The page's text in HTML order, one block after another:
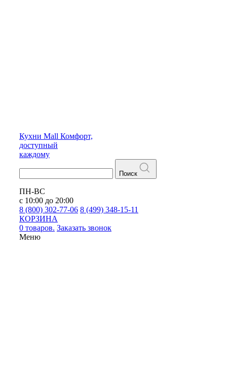
Кухни Mall Комфорт,
доступный
каждому
Поиск
ПН-ВС
с 10:00 до 20:00
8 (800) 302-77-06 8 (499) 348-15-11
КОРЗИНА
0 товаров. Заказать звонок
Меню